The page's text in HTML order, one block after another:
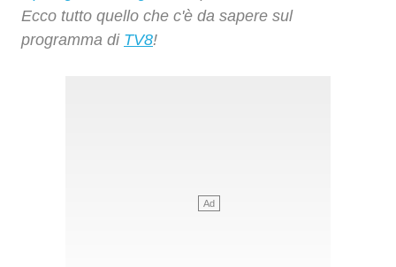
Ecco tutto quello che c'è da sapere sul
programma di TV8!